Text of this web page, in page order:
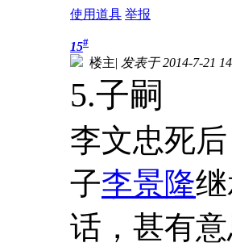
使用道具 举报
15#
楼主| 发表于 2014-7-21
5.子嗣
李文忠死
子李景隆
话，甚有